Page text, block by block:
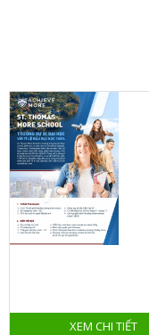
XEM CHI TIẾT